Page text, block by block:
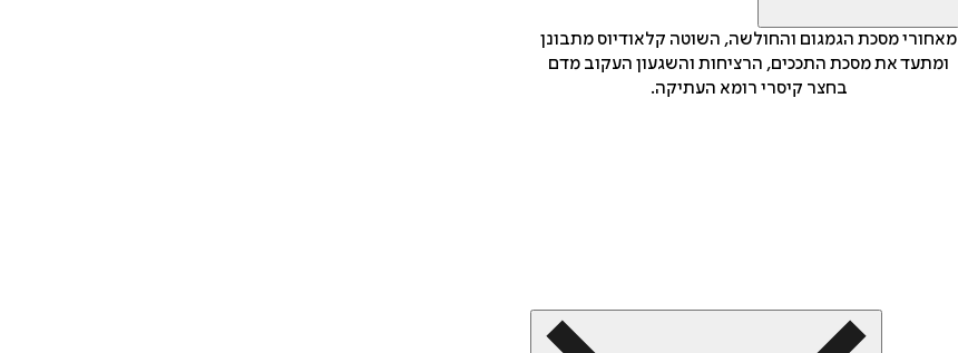
מאחורי מסכת הגמגום והחולשה, השוטה קלאודיוס מתבונן
ומתעד את מסכת התככים, הרציחות והשגעון העקוב מדם
בחצר קיסרי רומא העתיקה.